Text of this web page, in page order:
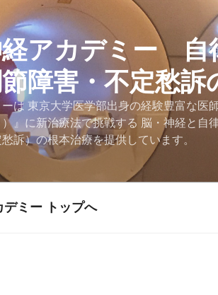
アカデミー 自
障害・不定愁訴
は 東京大学医学部出身の経験豊富な
』に新治療法で挑戦する 脳・神経と
訴）の根本治療を提供しています。
ミー トップへ